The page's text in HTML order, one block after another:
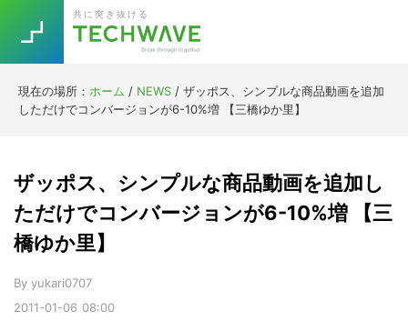
primary
navigation
main
content
primary
sidebar
footer
共に突き抜ける
現在の場所： ホーム / NEWS / ザッポス、シンプルな商品動画を追加
しただけでコンバージョンが6-10%増 【三橋ゆか里】
2011-01-06 08:00
ザッポス、シンプルな商品動画を追加し
ただけでコンバージョンが6-10%増 【三
橋ゆか里】
By yukari0707
TOPICS
RE:LIFE
[Startup]
Trend 今話題の注目キーワード
5G Asana テレワーク
ニューノーマル